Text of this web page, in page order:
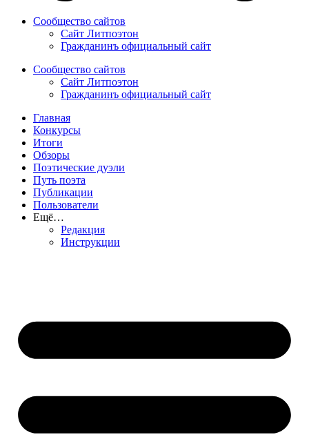
Сообщество сайтов
Сайт Литпоэтон
Гражданинъ официальный сайт
Сообщество сайтов
Сайт Литпоэтон
Гражданинъ официальный сайт
Главная
Конкурсы
Итоги
Обзоры
Поэтические дуэли
Путь поэта
Публикации
Пользователи
Ещё…
Редакция
Инструкции